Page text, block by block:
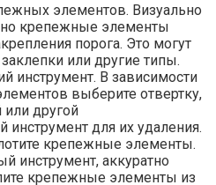
элементов.​ Визуально
крепежные элементы
порога.​ Это могут
или другие типы.​
инструмент.​ В зависимости
выберите отвертку,
или другой
инструмент для их удаления.​
крепежные элементы.​
инструмент, аккуратно
крепежные элементы из